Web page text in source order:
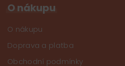
O nákupu
O nákupu
Doprava a platba
Obchodní podmínky